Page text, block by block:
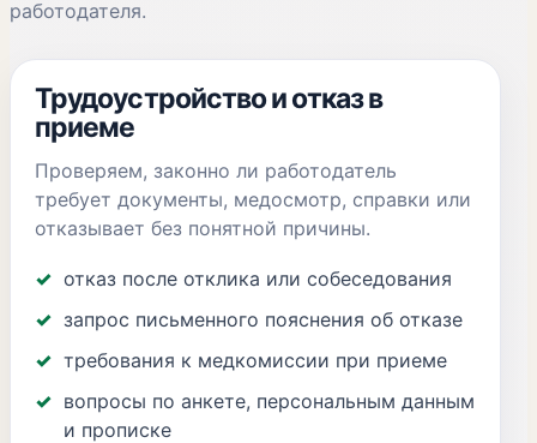
работодателя.
Трудоустройство и отказ в
приеме
Проверяем, законно ли работодатель
требует документы, медосмотр, справки или
отказывает без понятной причины.
отказ после отклика или собеседования
запрос письменного пояснения об отказе
требования к медкомиссии при приеме
вопросы по анкете, персональным данным
и прописке